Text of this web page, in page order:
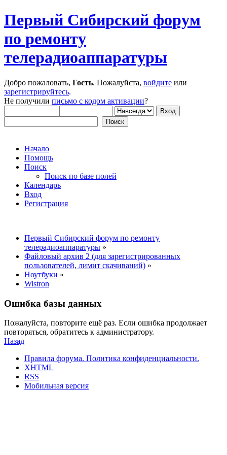
Первый Сибирский форум
по ремонту
телерадиоаппаратуры
Добро пожаловать, Гость. Пожалуйста, войдите или
зарегистрируйтесь.
Не получили письмо с кодом активации?
Начало
Помощь
Поиск
Поиск по базе полей
Календарь
Вход
Регистрация
Первый Сибирский форум по ремонту
телерадиоаппаратуры »
Файловый архив 2 (для зарегистрированных
пользователей, лимит скачиваний) »
Ноутбуки »
Wistron
Ошибка базы данных
Пожалуйста, повторите ещё раз. Если ошибка продолжает
повторяться, обратитесь к администратору.
Назад
Правила форума. Политика конфиденциальности.
XHTML
RSS
Мобильная версия